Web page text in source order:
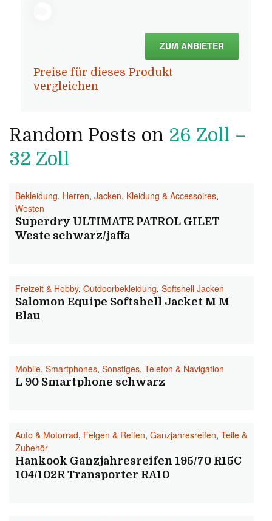
ZUM ANBIETER
Preise für dieses Produkt
vergleichen
Random Posts on 26 Zoll –
32 Zoll
Bekleidung, Herren, Jacken, Kleidung & Accessoires,
Westen
Superdry ULTIMATE PATROL GILET
Weste schwarz/jaffa
Freizeit & Hobby, Outdoorbekleidung, Softshell Jacken
Salomon Equipe Softshell Jacket M M
Blau
Mobile, Smartphones, Sonstiges, Telefon & Navigation
L 90 Smartphone schwarz
Auto & Motorrad, Felgen & Reifen, Ganzjahresreifen, Teile &
Zubehör
Hankook Ganzjahresreifen 195/70 R15C
104/102R Transporter RA10